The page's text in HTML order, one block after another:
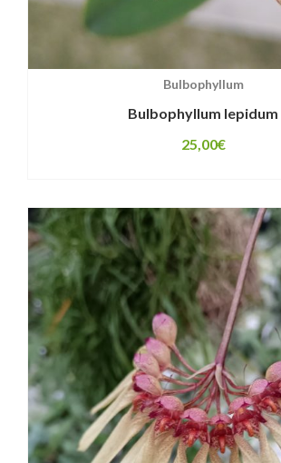
Bulbophyllum
Bulbophyllum lepidum
25,00€